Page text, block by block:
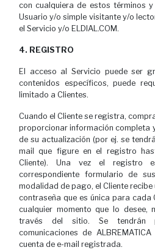
con cualquiera de estos términos
Usuario y/o simple visitante y/o
el Servicio y/o ELDIAL.COM.
4. REGISTRO
El acceso al Servicio puede ser
contenidos específicos, puede
limitado a Clientes.
Cuando el Cliente se registra,
proporcionar información completa
de su actualización (por ej. se
mail que figure en el registro
Cliente). Una vez el registro
correspondiente formulario de
modalidad de pago, el Cliente recibe
contraseña que es única para cada
cualquier momento que lo desee,
través del sitio. Se tendrán
comunicaciones de
cuenta de e-mail registrada.